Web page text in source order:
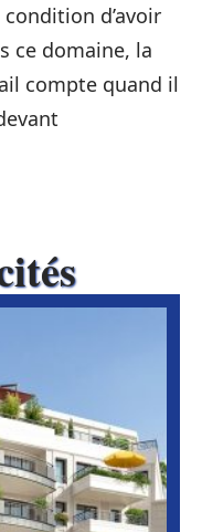
d’avoir
ce domaine, la
compte quand il